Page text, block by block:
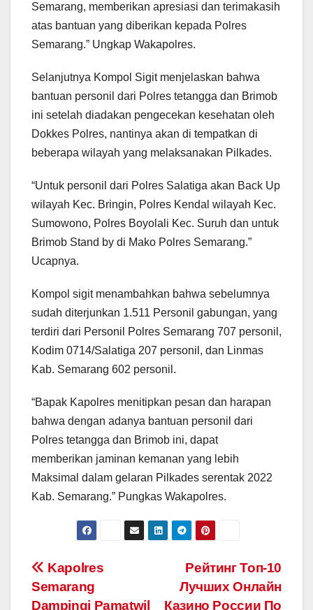
Semarang, memberikan apresiasi dan terimakasih
atas bantuan yang diberikan kepada Polres
Semarang.” Ungkap Wakapolres.
Selanjutnya Kompol Sigit menjelaskan bahwa
bantuan personil dari Polres tetangga dan Brimob
ini setelah diadakan pengecekan kesehatan oleh
Dokkes Polres, nantinya akan di tempatkan di
beberapa wilayah yang melaksanakan Pilkades.
“Untuk personil dari Polres Salatiga akan Back Up
wilayah Kec. Bringin, Polres Kendal wilayah Kec.
Sumowono, Polres Boyolali Kec. Suruh dan untuk
Brimob Stand by di Mako Polres Semarang.”
Ucapnya.
Kompol sigit menambahkan bahwa sebelumnya
sudah diterjunkan 1.511 Personil gabungan, yang
terdiri dari Personil Polres Semarang 707 personil,
Kodim 0714/Salatiga 207 personil, dan Linmas
Kab. Semarang 602 personil.
“Bapak Kapolres menitipkan pesan dan harapan
bahwa dengan adanya bantuan personil dari
Polres tetangga dan Brimob ini, dapat
memberikan jaminan kemanan yang lebih
Maksimal dalam gelaran Pilkades serentak 2022
Kab. Semarang.” Pungkas Wakapolres.
Post
navigation
Peйтинг Toп-10
Лучшиx Oнлaйн
Кaзинo Poccии Пo
Kapolres
Semarang
Dampingi Pamatwil